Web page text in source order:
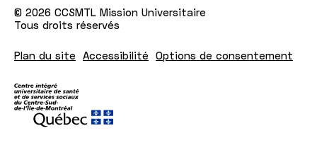
© 2026 CCSMTL Mission Universitaire
Tous droits réservés
Plan du site Accessibilité Options de consentement